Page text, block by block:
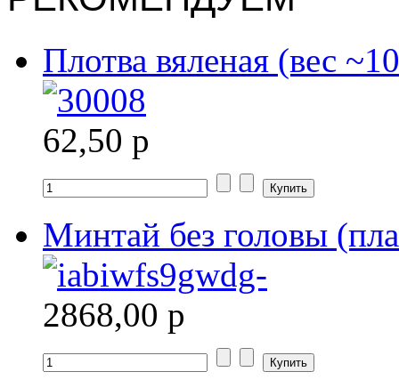
Плотва вяленая (вес
62,50 р
Минтай без головы
2868,00 р